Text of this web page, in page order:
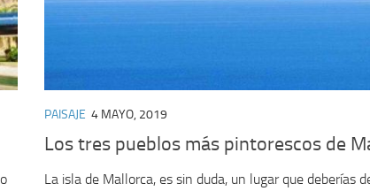
PAISAJE 4 MAYO, 2019
Los tres pueblos más pintorescos de
La isla de Mallorca, es sin duda, un lugar que deberías